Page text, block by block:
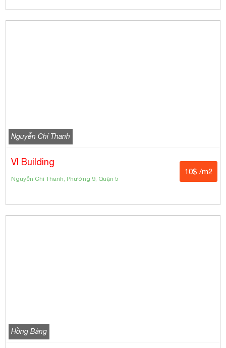
Nguyễn Chí Thanh
VI Building
Nguyễn Chí Thanh, Phường 9, Quận 5
10$ /m2
Hồng Bàng